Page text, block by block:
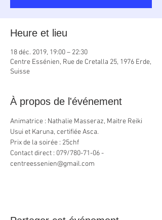
Heure et lieu
18 déc. 2019, 19:00 – 22:30
Centre Essénien, Rue de Cretalla 25, 1976 Erde,
Suisse
À propos de l'événement
Animatrice : Nathalie Masseraz, Maitre Reiki
Usui et Karuna, certifiée Asca.
Prix de la soirée : 25chf
Contact direct : 079/780-71-06 -
centreessenien@gmail.com